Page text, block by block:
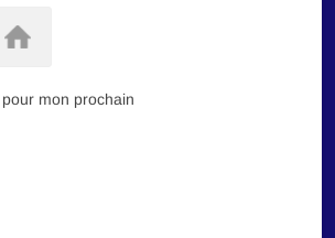
mon prochain